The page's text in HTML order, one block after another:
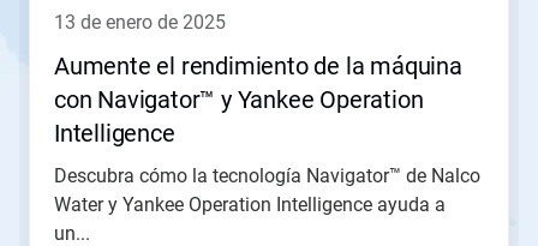
navegar
diapositiva
puntos
13 de enero de 2025
Aumente el rendimiento de la máquina
con Navigator™ y Yankee Operation
Intelligence
Descubra cómo la tecnología Navigator™ de Nalco
Water y Yankee Operation Intelligence ayuda a
un...